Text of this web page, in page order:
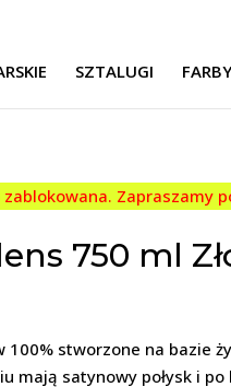
SZTALUGI
Zapraszamy
750 ml
stworzone na bazie
mają satynowy połysk i